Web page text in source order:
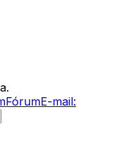
FórumE-mail: